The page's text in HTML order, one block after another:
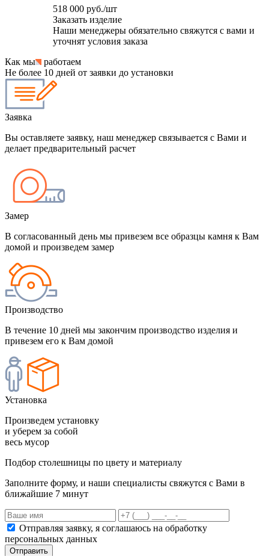
518 000 руб./шт
Заказать изделие
Наши менеджеры обязательно свяжутся с вами и
уточнят условия заказа
Как мы
работаем
Не более 10 дней от заявки до установки
Заявка
Вы оставляете заявку, наш менеджер связывается с Вами и
делает предварительный расчет
Замер
В согласованный день мы привезем все образцы камня к Вам
домой и произведем замер
Производство
В течение 10 дней мы закончим производство изделия и
привезем его к Вам домой
Установка
Произведем установку
и уберем за собой
весь мусор
Подбор столешницы по цвету и материалу
Заполните форму, и наши специалисты свяжутся с Вами в
ближайшие 7 минут
Отправляя заявку, я соглашаюсь на обработку
персональных данных
Отправить